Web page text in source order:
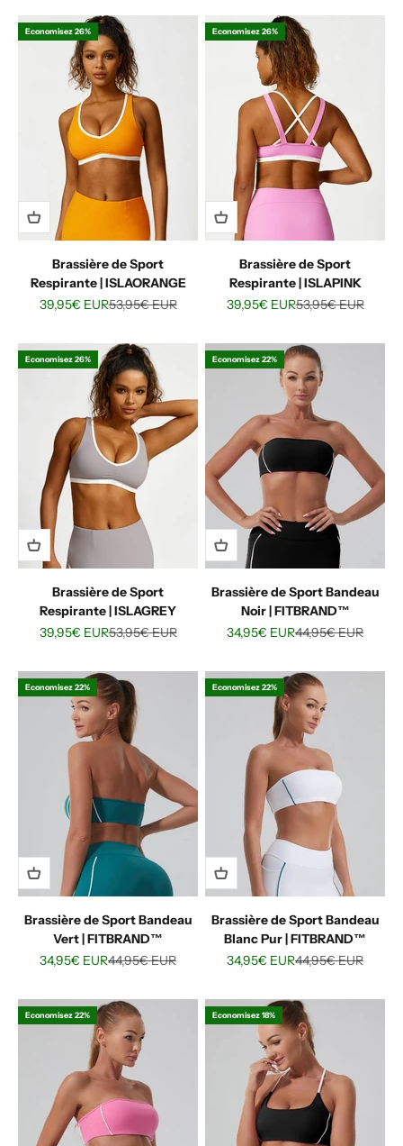
Economisez 26%
Brassière de Sport
Respirante | ISLAORANGE
Prix de vente
39,95€ EURPrix normal
53,95€ EUR
Economisez 26%
Brassière de Sport
Respirante | ISLAPINK
Prix de vente
39,95€ EURPrix normal
53,95€ EUR
Economisez 26%
Brassière de Sport
Respirante | ISLAGREY
Prix de vente
39,95€ EURPrix normal
53,95€ EUR
Economisez 22%
Brassière de Sport Bandeau
Noir | FITBRAND™
Prix de vente
34,95€ EURPrix normal
44,95€ EUR
Economisez 22%
Brassière de Sport Bandeau
Vert | FITBRAND™
Prix de vente
34,95€ EURPrix normal
44,95€ EUR
Economisez 22%
Brassière de Sport Bandeau
Blanc Pur | FITBRAND™
Prix de vente
34,95€ EURPrix normal
44,95€ EUR
Economisez 22% Economisez 18%